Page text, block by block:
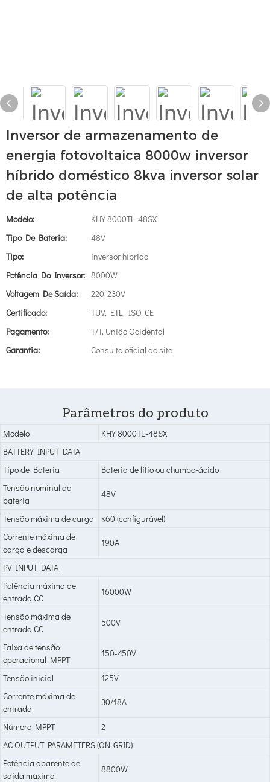
Inversor de armazenamento de
energia fotovoltaica 8000w inversor
híbrido doméstico 8kva inversor solar
de alta potência
Modelo:
KHY 8000TL-48SX
Tipo De Bateria:
48V
Tipo:
inversor híbrido
Potência Do Inversor: 8000W
Voltagem De Saída:
220-230V
Certificado:
TUV, ETL, ISO, CE
Pagamento:
T/T, União Ocidental
Garantia:
Consulta oficial do site
Parâmetros do produto
Modelo
KHY 8000TL-48SX
BATTERY INPUT DATA
Tipo de Bateria
Bateria de lítio ou chumbo-ácido
Tensão nominal da
bateria
48V
Tensão máxima de carga
≤60 (configurável)
Corrente máxima de
carga e descarga
190A
PV INPUT DATA
Potência máxima de
entrada CC
16000W
Tensão máxima de
entrada CC
500V
Faixa de tensão
operacional MPPT
150-450V
Tensão inicial
125V
Corrente máxima de
entrada
30/18A
Número MPPT
2
AC OUTPUT PARAMETERS (ON-GRID)
Potência aparente de
saída máxima
8800W